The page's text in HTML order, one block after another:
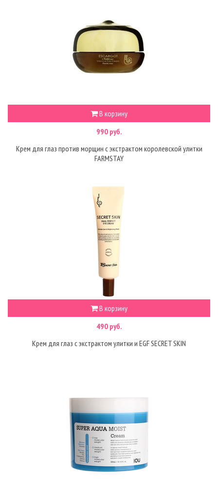
В корзину
990 руб.
Крем для глаз против морщин с экстрактом королевской улитки
FARMSTAY
В корзину
490 руб.
Крем для глаз с экстрактом улитки и EGF SECRET SKIN